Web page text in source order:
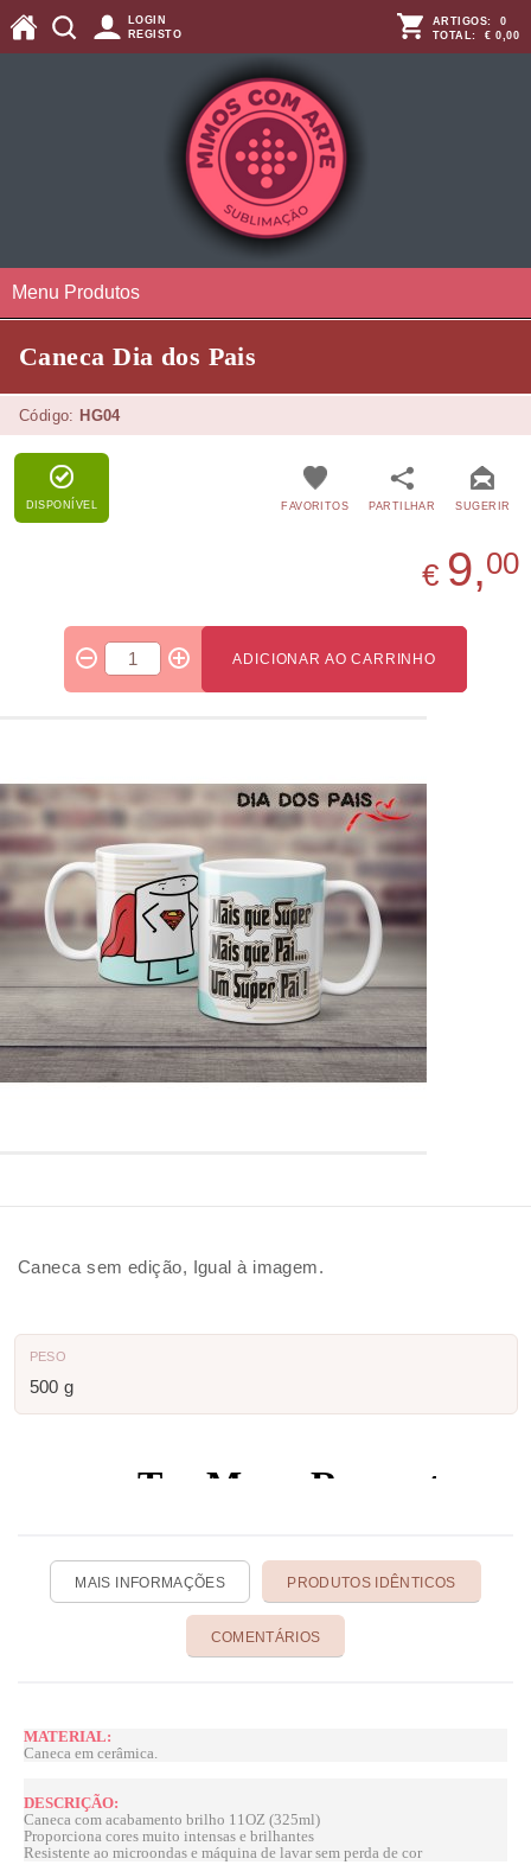
LOGIN
REGISTO
ARTIGOS: 0
TOTAL: € 0,00
Menu Produtos
Caneca Dia dos Pais
Código: HG04
DISPONÍVEL SUGERIR
PARTILHAR
FAVORITOS
€ 9,00
ADICIONAR AO CARRINHO
Caneca sem edição, Igual à imagem.
PESO
500 g
MAIS INFORMAÇÕES PRODUTOS IDÊNTICOS
COMENTÁRIOS
MATERIAL:
Caneca em cerâmica.
DESCRIÇÃO:
Caneca com acabamento brilho 11OZ (325ml)
Proporciona cores muito intensas e brilhantes
Resistente ao microondas e máquina de lavar sem perda de cor